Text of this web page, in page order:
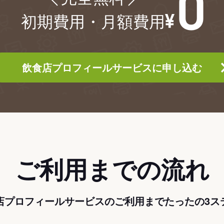
初期費用・月額費用
飲食店プロフィールサービスに申し込む
ご利用までの流れ
プロフィールサービスのご利用までたったの3ス